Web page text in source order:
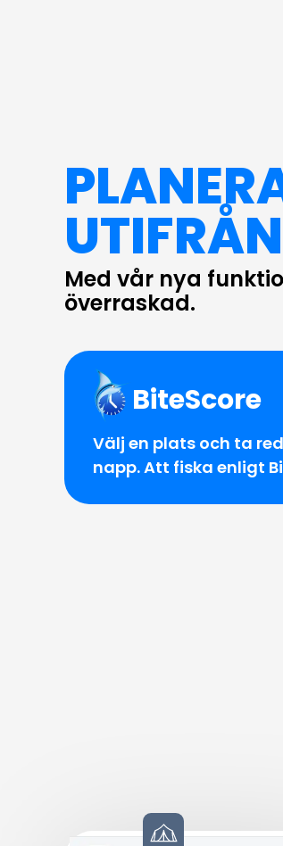
Med vår nya
överraskad.
BiteScore
Välj en plats och ta
napp. Att fiska enligt